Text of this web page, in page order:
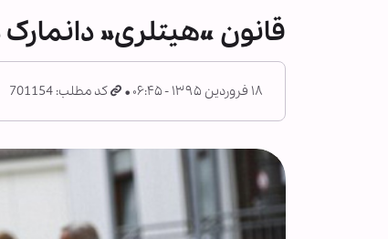
قانون «هیتلری» دانمارک
۱۸ فروردین ۱۳۹۵ - ۰۶:۴۵ کد مطلب: 701154